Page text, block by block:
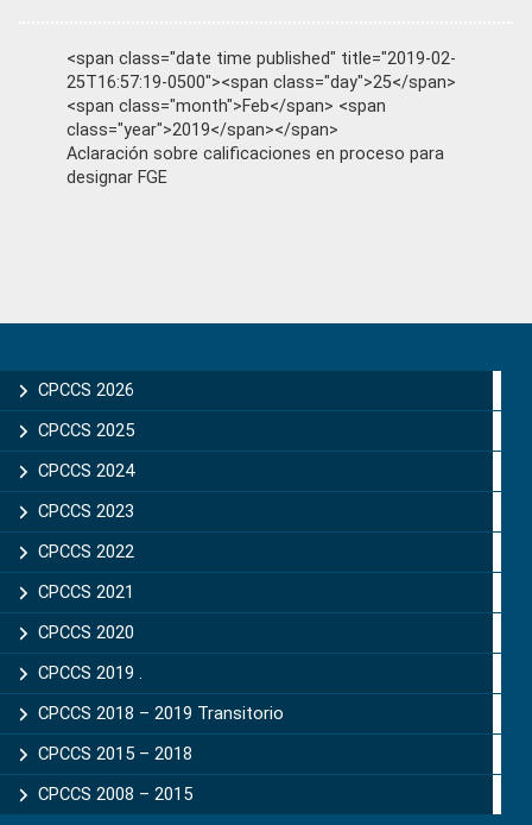
<span class="date time published" title="2019-02-
25T16:57:19-0500"><span class="day">25</span>
<span class="month">Feb</span> <span
class="year">2019</span></span>
Aclaración sobre calificaciones en proceso para
designar FGE
Sidebar
CPCCS 2026
CPCCS 2025
CPCCS 2024
CPCCS 2023
CPCCS 2022
CPCCS 2021
CPCCS 2020
CPCCS 2019 .
CPCCS 2018 – 2019 Transitorio
CPCCS 2015 – 2018
CPCCS 2008 – 2015